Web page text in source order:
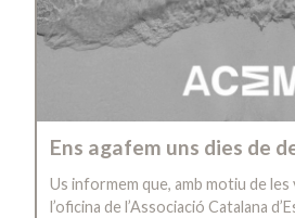
Ens agafem uns dies de
Us informem que, amb motiu de les
l’oficina de l’Associació Catalana